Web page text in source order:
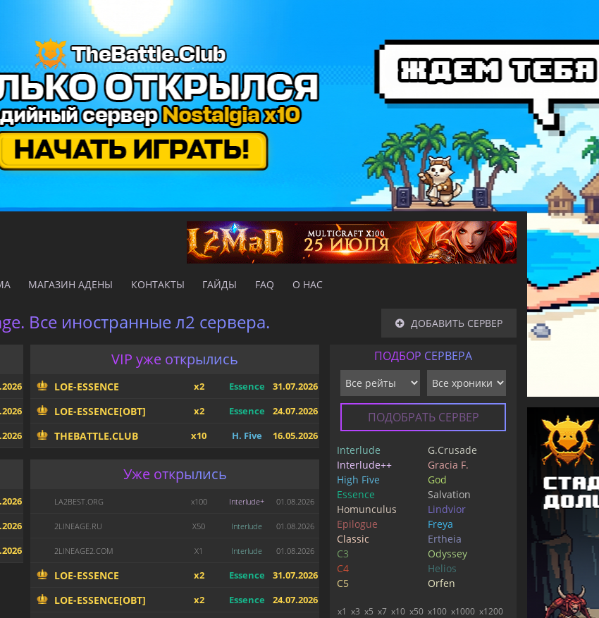
МАГАЗИН АДЕНЫ КОНТАКТЫ ГАЙДЫ FAQ О НАС
Все иностранные л2 сервера. ДОБАВИТЬ СЕРВЕР
VIP уже открылись
LOE-ESSENCE x2 Essence 31.07.2026
LOE-ESSENCE[OBT] x2 Essence 24.07.2026
THEBATTLE.CLUB x10 H. Five 16.05.2026
Уже открылись
LA2BEST.ORG x100 Interlude+ 01.08.2026
2LINEAGE.RU X50 Interlude 01.08.2026
2LINEAGE2.COM X1 Interlude 01.08.2026
LOE-ESSENCE x2 Essence 31.07.2026
LOE-ESSENCE[OBT] x2 Essence 24.07.2026
ПОДБОР СЕРВЕРА
ПОДОБРАТЬ СЕРВЕР
Interlude
Interlude++
High Five
Essence
Homunculus
Epilogue
Classic
C3
C4
C5
G.Crusade
Gracia F.
God
Salvation
Lindvior
Freya
Ertheia
Odyssey
Helios
Orfen
x1 x3 x5 x7 x10 x50 x100 x1000 x1200